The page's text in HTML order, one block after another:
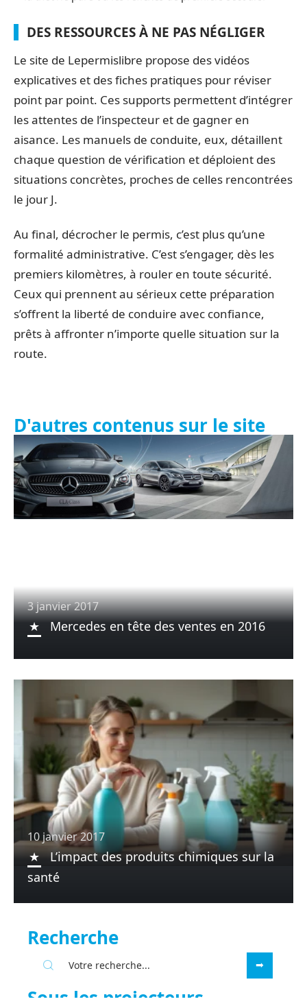
DES RESSOURCES À NE PAS NÉGLIGER
Le site de Lepermislibre propose des vidéos
explicatives et des fiches pratiques pour réviser
point par point. Ces supports permettent d’intégrer
les attentes de l’inspecteur et de gagner en
aisance. Les manuels de conduite, eux, détaillent
chaque question de vérification et déploient des
situations concrètes, proches de celles rencontrées
le jour J.
Au final, décrocher le permis, c’est plus qu’une
formalité administrative. C’est s’engager, dès les
premiers kilomètres, à rouler en toute sécurité.
Ceux qui prennent au sérieux cette préparation
s’offrent la liberté de conduire avec confiance,
prêts à affronter n’importe quelle situation sur la
route.
D'autres contenus sur le site
3 janvier 2017
Mercedes en tête des ventes en 2016
10 janvier 2017
L’impact des produits chimiques sur la
santé
Recherche
Sous les projecteurs